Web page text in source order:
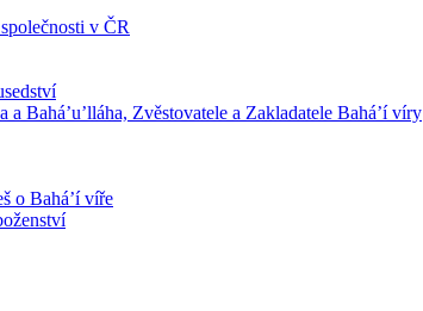
v ČR
Bahá’u’lláha, Zvěstovatele a Zakladatele Bahá’í víry
o Bahá’í víře